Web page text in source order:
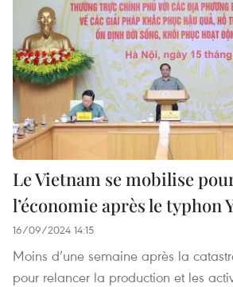
Le Vietnam se mobilise
l’économie après le typhon
16/09/2024 14:15
Moins d’une semaine après la
pour relancer la production et les